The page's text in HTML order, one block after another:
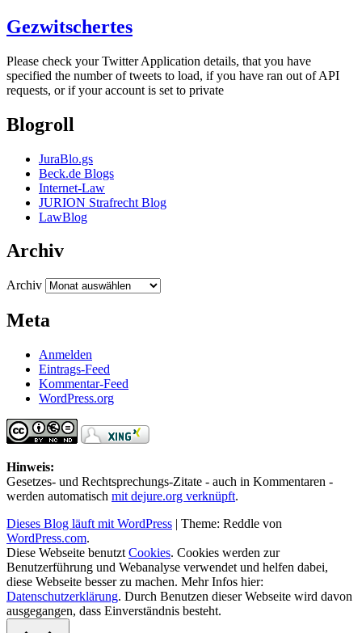
Gezwitschertes
Please check your Twitter Application details, that you have
specified the number of tweets to load, if you have ran out of API
requests, or if your account is set to private
Blogroll
JuraBlo.gs
Beck.de Blogs
Internet-Law
JURION Strafrecht Blog
LawBlog
Archiv
Archiv
Meta
Anmelden
Eintrags-Feed
Kommentar-Feed
WordPress.org
Hinweis:
Gesetzes- und Rechtsprechungs-Zitate - auch in Kommentaren -
werden automatisch mit dejure.org verknüpft.
Dieses Blog läuft mit WordPress | Theme: Reddle von
WordPress.com.
Diese Webseite benutzt Cookies. Cookies werden zur
Benutzerführung und Webanalyse verwendet und helfen dabei,
diese Webseite besser zu machen. Mehr Infos hier:
Datenschutzerklärung. Durch Benutzen dieser Webseite wird davon
ausgegangen, dass Einverständnis besteht.